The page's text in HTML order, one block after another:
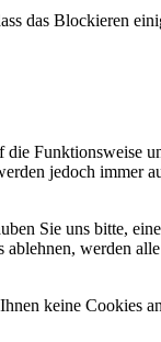
das Blockieren
Funktionsweise
jedoch immer
Sie uns bitte,
werden
keine Cookies